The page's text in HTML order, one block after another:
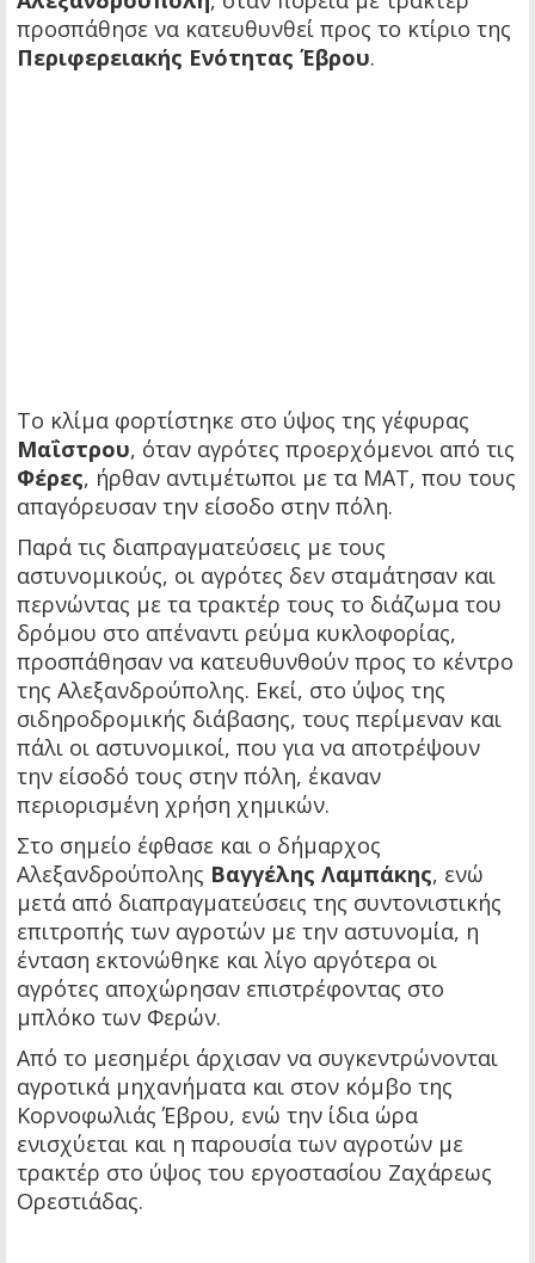
προσπάθησε να κατευθυνθεί προς το κτίριο της
Περιφερειακής Ενότητας Έβρου.
Το κλίμα φορτίστηκε στο ύψος της γέφυρας
Μαΐστρου, όταν αγρότες προερχόμενοι από τις
Φέρες, ήρθαν αντιμέτωποι με τα ΜΑΤ, που τους
απαγόρευσαν την είσοδο στην πόλη.
Παρά τις διαπραγματεύσεις με τους
αστυνομικούς, οι αγρότες δεν σταμάτησαν και
περνώντας με τα τρακτέρ τους το διάζωμα του
δρόμου στο απέναντι ρεύμα κυκλοφορίας,
προσπάθησαν να κατευθυνθούν προς το κέντρο
της Αλεξανδρούπολης. Εκεί, στο ύψος της
σιδηροδρομικής διάβασης, τους περίμεναν και
πάλι οι αστυνομικοί, που για να αποτρέψουν
την είσοδό τους στην πόλη, έκαναν
περιορισμένη χρήση χημικών.
Στο σημείο έφθασε και ο δήμαρχος
Αλεξανδρούπολης Βαγγέλης Λαμπάκης, ενώ
μετά από διαπραγματεύσεις της συντονιστικής
επιτροπής των αγροτών με την αστυνομία, η
ένταση εκτονώθηκε και λίγο αργότερα οι
αγρότες αποχώρησαν επιστρέφοντας στο
μπλόκο των Φερών.
Από το μεσημέρι άρχισαν να συγκεντρώνονται
αγροτικά μηχανήματα και στον κόμβο της
Κορνοφωλιάς Έβρου, ενώ την ίδια ώρα
ενισχύεται και η παρουσία των αγροτών με
τρακτέρ στο ύψος του εργοστασίου Ζαχάρεως
Ορεστιάδας.